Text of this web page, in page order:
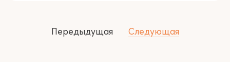
Передыдущая Следующая